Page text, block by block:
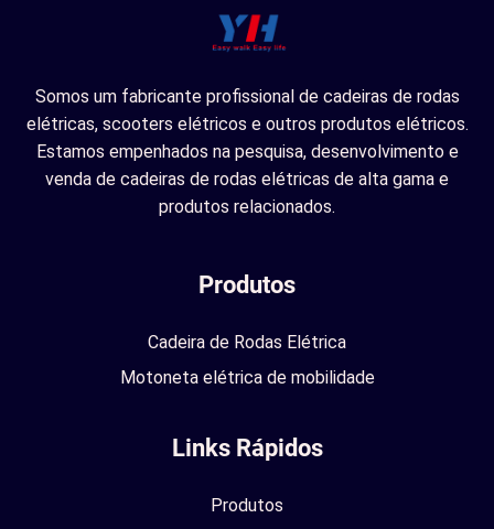
Somos um fabricante profissional de cadeiras de rodas
elétricas, scooters elétricos e outros produtos elétricos.
Estamos empenhados na pesquisa, desenvolvimento e
venda de cadeiras de rodas elétricas de alta gama e
produtos relacionados.
Produtos
Cadeira de Rodas Elétrica
Motoneta elétrica de mobilidade
Links Rápidos
Produtos